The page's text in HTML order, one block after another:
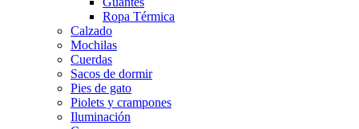
Ropa Térmica
Calzado
Mochilas
Cuerdas
Sacos de dormir
Pies de gato
Piolets y crampones
Iluminación